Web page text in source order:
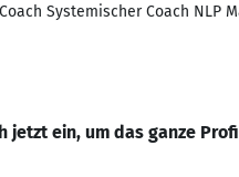
Systemischer Coach NLP
jetzt ein, um das ganze